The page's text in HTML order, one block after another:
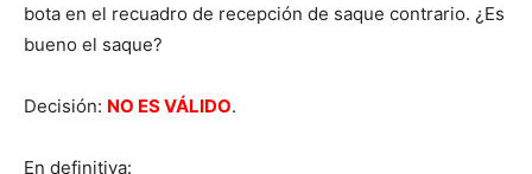
bota en el recuadro de recepción de saque contrario. ¿Es
bueno el saque?
Decisión: NO ES VÁLIDO.
En definitiva: